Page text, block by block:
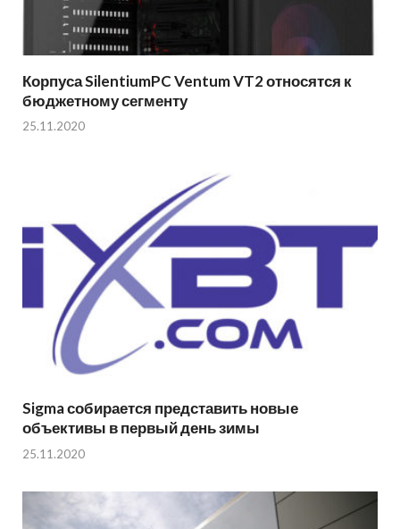
Корпуса SilentiumPC Ventum VT2 относятся к
бюджетному сегменту
25.11.2020
Sigma собирается представить новые
объективы в первый день зимы
25.11.2020